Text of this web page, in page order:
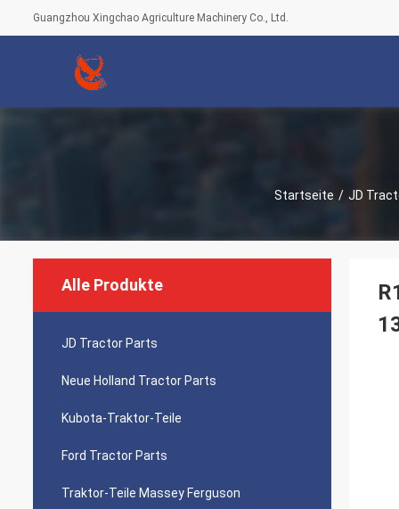
Guangzhou Xingchao Agriculture Machinery Co., Ltd.
Startseite / JD
Alle Produkte
JD Tractor Parts
Neue Holland Tractor Parts
Kubota-Traktor-Teile
Ford Tractor Parts
Traktor-Teile Massey Ferguson